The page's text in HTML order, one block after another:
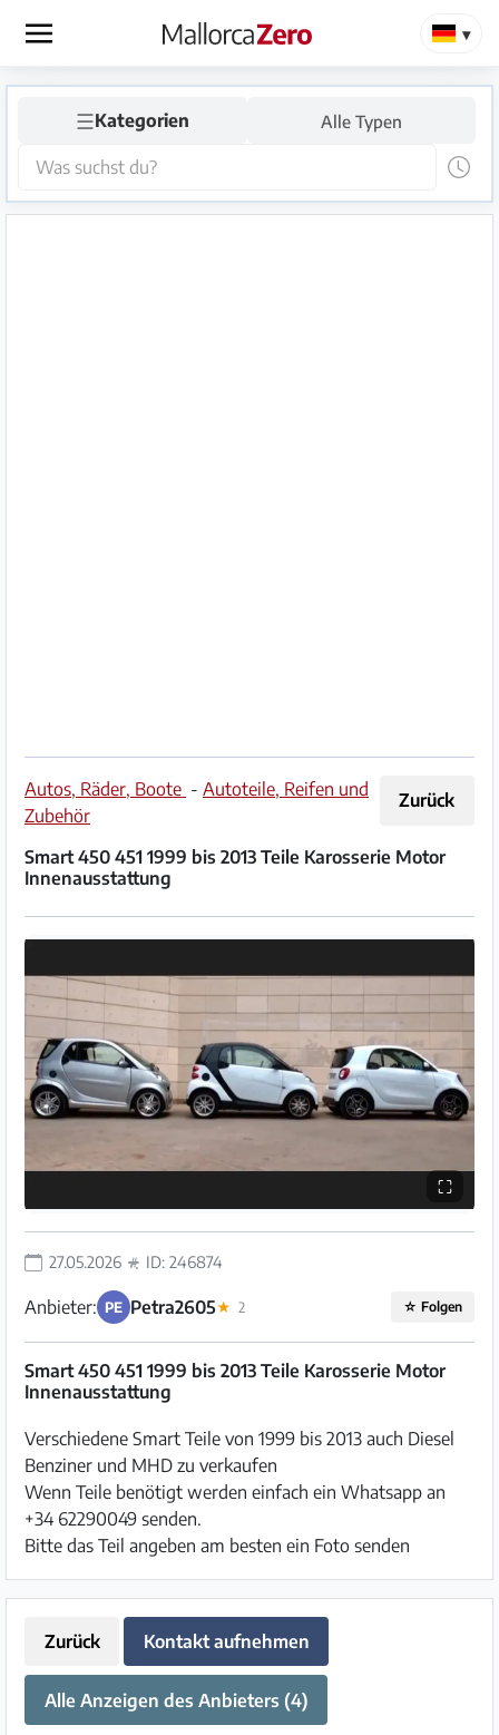
×
Startseite
Anzeige
aufgeben
Hilfe
&
☰Kategorien Alle Typen
Zurück
Autos, Räder, Boote - Autoteile, Reifen und
Zubehör
Smart 450 451 1999 bis 2013 Teile Karosserie Motor
Innenausstattung
⛶
27.05.2026 ID: 246874
Anbieter: PE Petra2605★ 2 ☆ Folgen
Smart 450 451 1999 bis 2013 Teile Karosserie Motor
Innenausstattung
Verschiedene Smart Teile von 1999 bis 2013 auch Diesel
Benziner und MHD zu verkaufen
Wenn Teile benötigt werden einfach ein Whatsapp an
+34 62290049 senden.
Bitte das Teil angeben am besten ein Foto senden
Zurück Kontakt aufnehmen
Alle Anzeigen des Anbieters (4)